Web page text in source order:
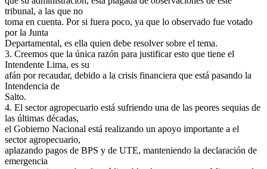
tribunal, a las que no
toma en cuenta. Por si fuera poco, ya que lo observado fue votado
por la Junta
Departamental, es ella quien debe resolver sobre el tema.
3. Creemos que la única razón para justificar esto que tiene el
Intendente Lima, es su
afán por recaudar, debido a la crisis financiera que está pasando la
Intendencia de
Salto.
4. El sector agropecuario está sufriendo una de las peores sequias de
las últimas décadas,
el Gobierno Nacional está realizando un apoyo importante a el
sector agropecuario,
aplazando pagos de BPS y de UTE, manteniendo la declaración de
emergencia